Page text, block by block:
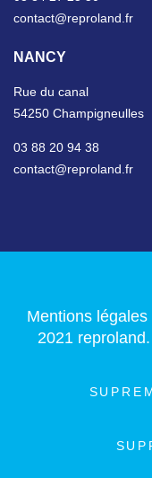
contact@reproland.fr
NANCY
Rue du canal
54250 Champigneulles
03 88 20 94 38
contact@reproland.fr
Mentions légales
2021